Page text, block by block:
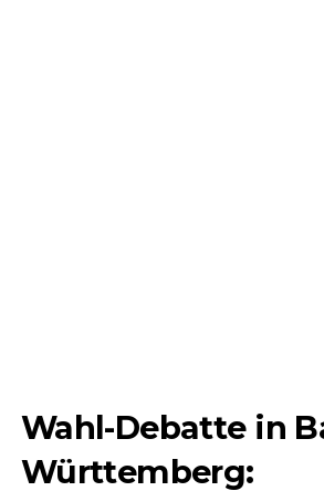
Wahl-Debatte in
Württemberg: